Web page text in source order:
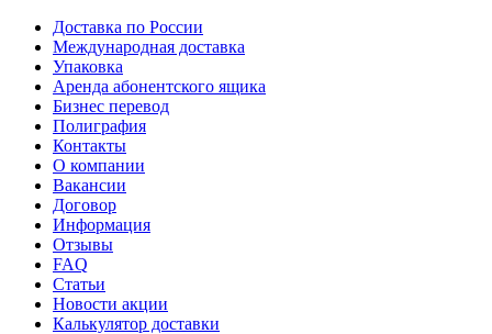
Доставка по России
Международная доставка
Упаковка
Аренда абонентского ящика
Бизнес перевод
Полиграфия
Контакты
О компании
Вакансии
Договор
Информация
Отзывы
FAQ
Статьи
Новости акции
Калькулятор доставки